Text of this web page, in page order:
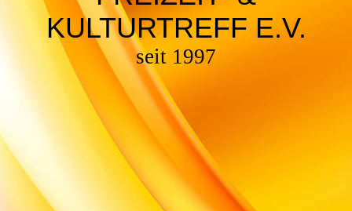
KULTURTREFF E.V.
seit 1997